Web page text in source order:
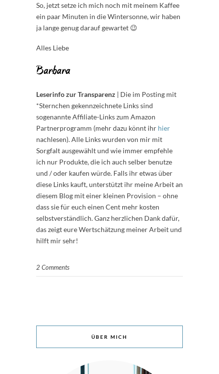
So, jetzt setze ich mich noch mit meinem Kaffee
ein paar Minuten in die Wintersonne, wir haben
ja lange genug darauf gewartet 😉
Alles Liebe
Barbara
Leserinfo zur Transparenz | Die im Posting mit
*Sternchen gekennzeichnete Links sind
sogenannte Affiliate-Links zum Amazon
Partnerprogramm (mehr dazu könnt ihr hier
nachlesen). Alle Links wurden von mir mit
Sorgfalt ausgewählt und wie immer empfehle
ich nur Produkte, die ich auch selber benutze
und / oder kaufen würde. Falls ihr etwas über
diese Links kauft, unterstützt ihr meine Arbeit an
diesem Blog mit einer kleinen Provision – ohne
dass sie für euch einen Cent mehr kosten
selbstverständlich. Ganz herzlichen Dank dafür,
das zeigt eure Wertschätzung meiner Arbeit und
hilft mir sehr!
2 Comments
ÜBER MICH